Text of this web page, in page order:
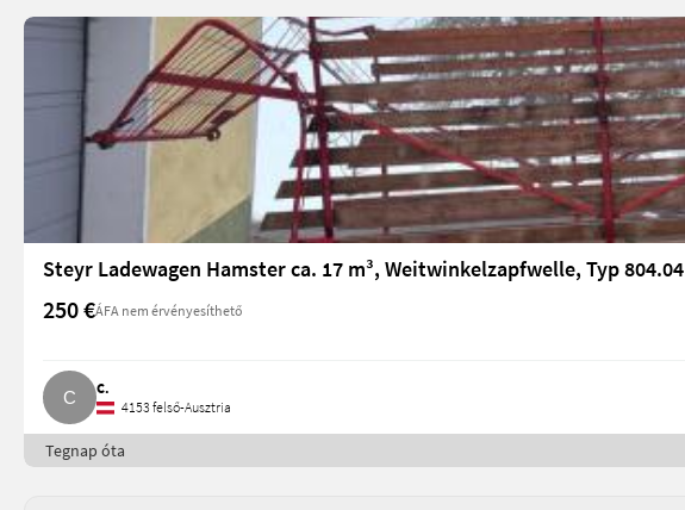
Steyr Ladewagen Hamster ca. 17 m³, Weitwinkelzapfwelle, Typ 804.04
250 €ÁFA nem érvényesíthető
C.
4153 felső-Ausztria
Tegnap óta